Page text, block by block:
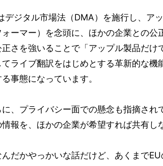
デジタル市場法（DMA）を施行し、ア
ォーマー）を念頭に、ほかの企業との
正さを強いることで「アップル製品だ
てライブ翻訳をはじめとする革新的な
事態になっています。
に、プライバシー面での懸念も指摘さ
情報を、ほかの企業が希望すれば共有し
んだかやっかいな話だけど、あくまで